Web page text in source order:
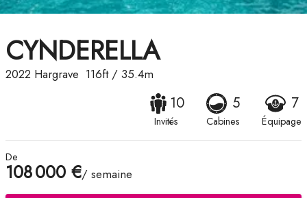
CYNDERELLA
2022 Hargrave 116ft/ 35.4m
10
Invités
5
Cabines
7
Équipage
De
108 000 €/ semaine